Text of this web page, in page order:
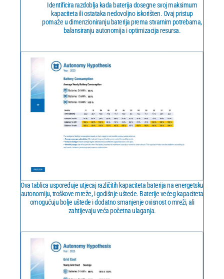
Identificira razdoblja kada baterija dosegne svoj maksimum
kapaciteta ili ostataka nedovoljno iskorišten. Ovaj pristup
pomaže u dimenzioniranju baterija prema stvarnim potrebama,
balansiranju autonomija i optimizacija resursa.
Ova tablica uspoređuje utjecaj različitih kapaciteta baterija na energetsku
autonomiju, troškove mreže, i godišnje uštede. Baterije većeg kapaciteta
omogućuju bolje uštede i dodatno smanjenje ovisnost o mreži, ali
zahtijevaju veća početna ulaganja.